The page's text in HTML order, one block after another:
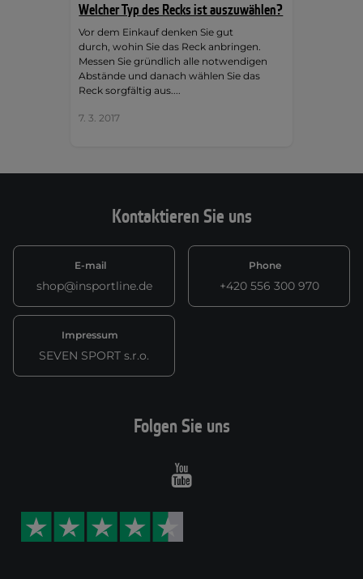
Welcher Typ des Recks ist auszuwählen?
Vor dem Einkauf denken Sie gut
durch, wohin Sie das Reck anbringen.
Messen Sie gründlich alle notwendigen
Abstände und danach wählen Sie das
Reck sorgfältig aus....
7. 3. 2017
Kontaktieren Sie uns
E-mail
shop@insportline.de
Phone
+420 556 300 970
Impressum
SEVEN SPORT s.r.o.
Folgen Sie uns
Youtube